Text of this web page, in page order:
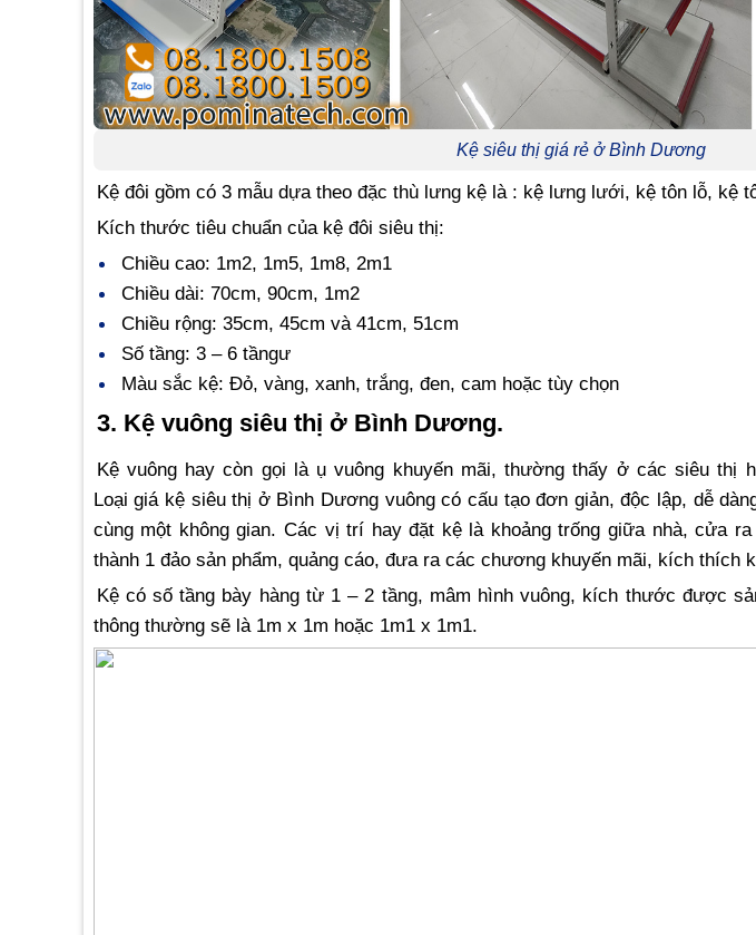
Kệ siêu thị giá rẻ ở Bình Dương
Kệ đôi gồm có 3 mẫu dựa theo đặc thù lưng kệ là : kệ lưng lưới, kệ tôn lỗ, kệ
Kích thước tiêu chuẩn của kệ đôi siêu thị:
Chiều cao: 1m2, 1m5, 1m8, 2m1
Chiều dài: 70cm, 90cm, 1m2
Chiều rộng: 35cm, 45cm và 41cm, 51cm
Số tầng: 3 – 6 tầngư
Màu sắc kệ: Đỏ, vàng, xanh, trắng, đen, cam hoặc tùy chọn
3. Kệ vuông siêu thị ở Bình Dương.
Kệ vuông hay còn gọi là ụ vuông khuyến mãi, thường thấy ở các siêu thị
Loại giá kệ siêu thị ở Bình Dương vuông có cấu tạo đơn giản, độc lập, dễ
cùng một không gian. Các vị trí hay đặt kệ là khoảng trống giữa nhà, cửa
thành 1 đảo sản phẩm, quảng cáo, đưa ra các chương khuyến mãi, kích thích
Kệ có số tầng bày hàng từ 1 – 2 tầng, mâm hình vuông, kích thước được
thông thường sẽ là 1m x 1m hoặc 1m1 x 1m1.